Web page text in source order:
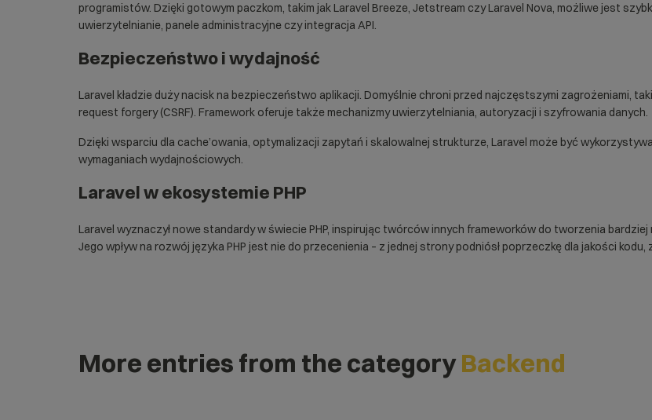
programistów. Dzięki gotowym paczkom, takim jak Laravel Breeze, Jetstream czy Laravel Nova, możliwe jest
uwierzytelnianie, panele administracyjne czy integracja API.
Bezpieczeństwo i wydajność
Laravel kładzie duży nacisk na bezpieczeństwo aplikacji. Domyślnie chroni przed najczęstszymi zagrożeniami,
request forgery (CSRF). Framework oferuje także mechanizmy uwierzytelniania, autoryzacji i szyfrowania danych.
Dzięki wsparciu dla cache’owania, optymalizacji zapytań i skalowalnej strukturze, Laravel może być
wymaganiach wydajnościowych.
Laravel w ekosystemie PHP
Laravel wyznaczył nowe standardy w świecie PHP, inspirując twórców innych frameworków do tworzenia
Jego wpływ na rozwój języka PHP jest nie do przecenienia – z jednej strony podniósł poprzeczkę dla jakości kodu,
More entries from the categoryBackend